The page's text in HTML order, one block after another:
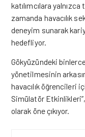
katılımcılara
zamanda havacılık
deneyim sunarak
hedefliyor.
Gökyüzündeki
yönetilmesinin
havacılık öğrencileri
Simülatör
olarak öne çıkıyor.